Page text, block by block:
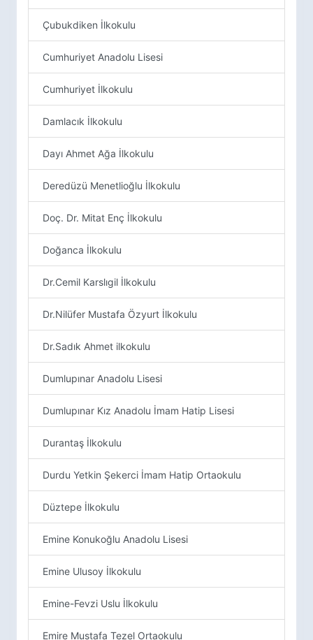
Çubukdiken İlkokulu
Cumhuriyet Anadolu Lisesi
Cumhuriyet İlkokulu
Damlacık İlkokulu
Dayı Ahmet Ağa İlkokulu
Deredüzü Menetlioğlu İlkokulu
Doç. Dr. Mitat Enç İlkokulu
Doğanca İlkokulu
Dr.Cemil Karslıgil İlkokulu
Dr.Nilüfer Mustafa Özyurt İlkokulu
Dr.Sadık Ahmet ilkokulu
Dumlupınar Anadolu Lisesi
Dumlupınar Kız Anadolu İmam Hatip Lisesi
Durantaş İlkokulu
Durdu Yetkin Şekerci İmam Hatip Ortaokulu
Düztepe İlkokulu
Emine Konukoğlu Anadolu Lisesi
Emine Ulusoy İlkokulu
Emine-Fevzi Uslu İlkokulu
Emire Mustafa Tezel Ortaokulu